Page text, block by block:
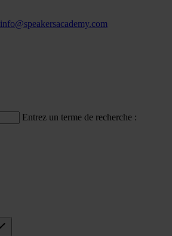
info@speakersacademy.com
Entrez un terme de recherche :